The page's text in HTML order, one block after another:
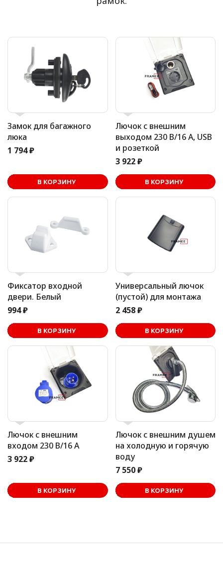
Замок для багажного
люка
1 794 ₽
В КОРЗИНУ
Лючок с внешним
выходом 230 В/16 А, USB
и розеткой
3 922 ₽
В КОРЗИНУ
В корзине
Фиксатор входной
двери. Белый
994 ₽
В КОРЗИНУ
Универсальный лючок
(пустой) для монтажа
2 458 ₽
В КОРЗИНУ
В корзине
Лючок с внешним
входом 230 В/16 А
3 922 ₽
В КОРЗИНУ
Лючок с внешним душем
на холодную и горячую
воду
7 550 ₽
В КОРЗИНУ
В корзине